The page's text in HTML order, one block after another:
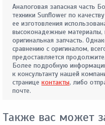
Аналоговая запасная часть
техники Sunflower по
ее изготовления
высоконадежные материалы,
оригинальная запчасть.
сравнению с оригиналом,
предоставляется
Более подробную
к консультанту нашей
странице контакты, либо
почте.
Также вас может